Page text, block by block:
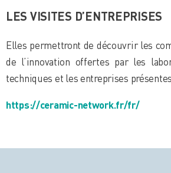
LES VISITES D’ENTREPRISES
Elles permettront de découvrir les
de l’innovation offertes par les
techniques et les entreprises
https://ceramic-network.fr/fr/